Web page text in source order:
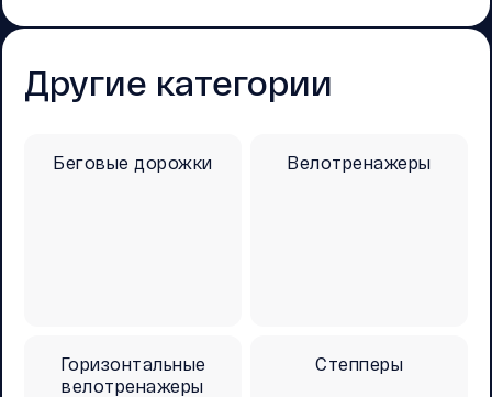
Другие категории
Беговые дорожки Велотренажеры
Горизонтальные
велотренажеры
Степперы